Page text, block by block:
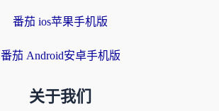
番茄 ios苹果手机版
番茄 Android安卓手机版
关于我们